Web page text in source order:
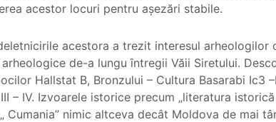
acestor locuri pentru așezări stabile.
acestora a trezit interesul arheologilor
de-a lungu întregii Văii Siretului.
Hallstat B, Bronzului – Cultura Basarabi Ic3
– IV. Izvoarele istorice precum „literatura
Cumania” nimic altceva decât Moldova de mai